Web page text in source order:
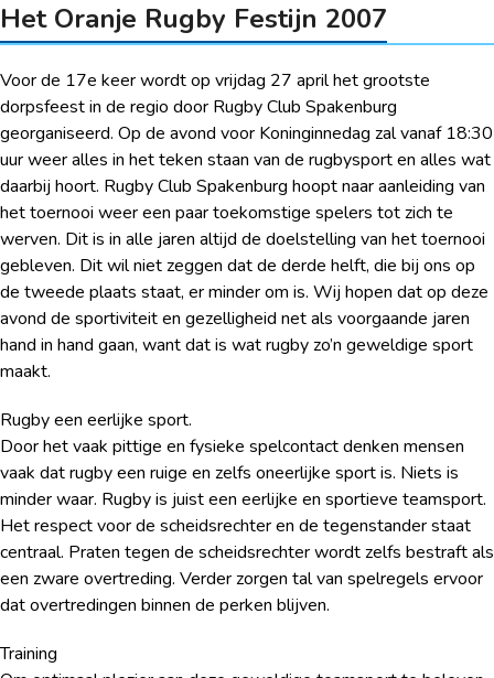
Het Oranje Rugby Festijn 2007
Voor de 17e keer wordt op vrijdag 27 april het grootste
dorpsfeest in de regio door Rugby Club Spakenburg
georganiseerd. Op de avond voor Koninginnedag zal vanaf 18:30
uur weer alles in het teken staan van de rugbysport en alles wat
daarbij hoort. Rugby Club Spakenburg hoopt naar aanleiding van
het toernooi weer een paar toekomstige spelers tot zich te
werven. Dit is in alle jaren altijd de doelstelling van het toernooi
gebleven. Dit wil niet zeggen dat de derde helft, die bij ons op
de tweede plaats staat, er minder om is. Wij hopen dat op deze
avond de sportiviteit en gezelligheid net als voorgaande jaren
hand in hand gaan, want dat is wat rugby zo’n geweldige sport
maakt.
Rugby een eerlijke sport.
Door het vaak pittige en fysieke spelcontact denken mensen
vaak dat rugby een ruige en zelfs oneerlijke sport is. Niets is
minder waar. Rugby is juist een eerlijke en sportieve teamsport.
Het respect voor de scheidsrechter en de tegenstander staat
centraal. Praten tegen de scheidsrechter wordt zelfs bestraft als
een zware overtreding. Verder zorgen tal van spelregels ervoor
dat overtredingen binnen de perken blijven.
Training